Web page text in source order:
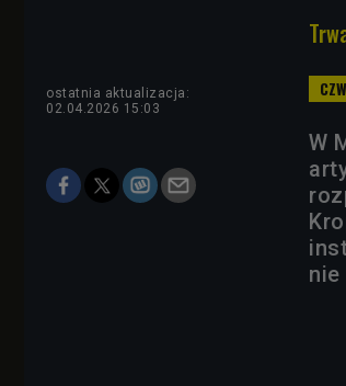
ostatnia aktualizacja:
02.04.2026 15:03
W